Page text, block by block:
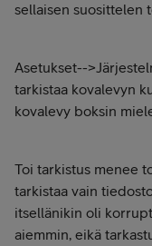
sellaisen suosittelen
Asetukset--
tarkistaa kovalevyn
kovalevy boksin
Toi tarkistus menee
tarkistaa vain
itsellänikin oli
aiemmin, eikä